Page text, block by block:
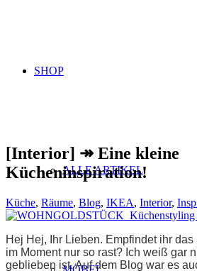
SHOP
ALLE ARTIKEL
[Interior] ↠ Eine kleine
Kücheninspiration!
Küche, Räume, Blog, IKEA, Interior,
Hej Hej, Ihr Lieben. Empfindet ihr
im Moment nur so rast? Ich weiß gar
geblieben ist. Auf dem Blog war es